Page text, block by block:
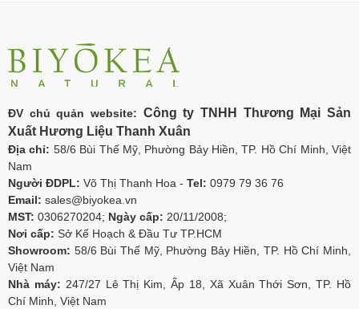
ĐV chủ quản website: Công ty TNHH Thương Mại Sản
Xuất Hương Liệu Thanh Xuân
Địa chỉ: 58/6 Bùi Thế Mỹ, Phường Bảy Hiền, TP. Hồ Chí Minh, Việt
Nam
Người ĐDPL: Võ Thị Thanh Hoa - Tel: 0979 79 36 76
Email: sales@biyokea.vn
MST: 0306270204; Ngày cấp: 20/11/2008;
Nơi cấp: Sở Kế Hoạch & Đầu Tư TP.HCM
Showroom: 58/6 Bùi Thế Mỹ, Phường Bảy Hiền, TP. Hồ Chí Minh,
Việt Nam
Nhà máy: 247/27 Lê Thị Kim, Ấp 18, Xã Xuân Thới Sơn, TP. Hồ
Chí Minh, Việt Nam